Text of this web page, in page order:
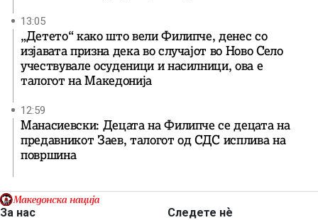
13:05
„Детето“ како што вели Филипче, денес со
изјавата призна дека во случајот во Ново Село
учествувале осуденици и насилници, ова е
талогот на Македонија
12:59
Манасиевски: Децата на Филипче се децата на
предавникот Заев, талогот од СДС исплива на
површина
За нас
Следете нѐ